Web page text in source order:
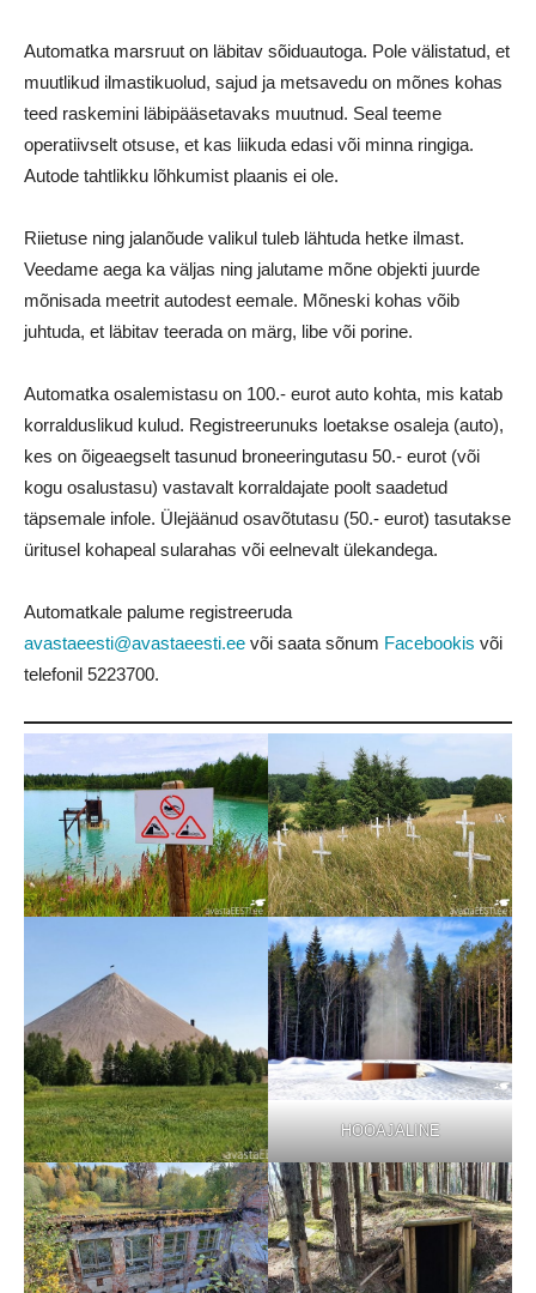
Automatka marsruut on läbitav sõiduautoga. Pole välistatud, et
muutlikud ilmastikuolud, sajud ja metsavedu on mõnes kohas
teed raskemini läbipääsetavaks muutnud. Seal teeme
operatiivselt otsuse, et kas liikuda edasi või minna ringiga.
Autode tahtlikku lõhkumist plaanis ei ole.
Riietuse ning jalanõude valikul tuleb lähtuda hetke ilmast.
Veedame aega ka väljas ning jalutame mõne objekti juurde
mõnisada meetrit autodest eemale. Mõneski kohas võib
juhtuda, et läbitav teerada on märg, libe või porine.
Automatka osalemistasu on 100.- eurot auto kohta, mis katab
korralduslikud kulud. Registreerunuks loetakse osaleja (auto),
kes on õigeaegselt tasunud broneeringutasu 50.- eurot (või
kogu osalustasu) vastavalt korraldajate poolt saadetud
täpsemale infole. Ülejäänud osavõtutasu (50.- eurot) tasutakse
üritusel kohapeal sularahas või eelnevalt ülekandega.
Automatkale palume registreeruda
avastaeesti@avastaeesti.ee või saata sõnum Facebookis või
telefonil 5223700.
HOOAJALINE